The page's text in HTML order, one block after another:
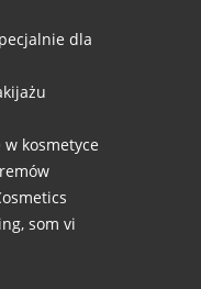
dla
kosmetyce
som vi